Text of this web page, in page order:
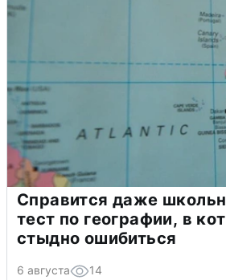
Справится даже
тест по географии, в
стыдно ошибиться
6 августа 14